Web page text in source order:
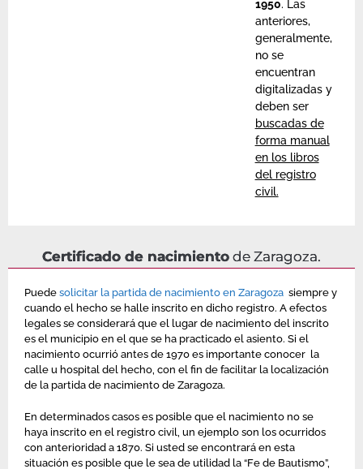
1950. Las
anteriores,
generalmente,
no se
encuentran
digitalizadas y
deben ser
buscadas de
forma manual
en los libros
del registro
civil.
Certificado de nacimiento de Zaragoza.
Puede solicitar la partida de nacimiento en Zaragoza siempre y
cuando el hecho se halle inscrito en dicho registro. A efectos
legales se considerará que el lugar de nacimiento del inscrito
es el municipio en el que se ha practicado el asiento. Si el
nacimiento ocurrió antes de 1970 es importante conocer la
calle u hospital del hecho, con el fin de facilitar la localización
de la partida de nacimiento de Zaragoza.
En determinados casos es posible que el nacimiento no se
haya inscrito en el registro civil, un ejemplo son los ocurridos
con anterioridad a 1870. Si usted se encontrará en esta
situación es posible que le sea de utilidad la “Fe de Bautismo”,